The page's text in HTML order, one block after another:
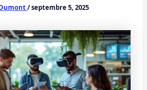
/septembre 5, 2025